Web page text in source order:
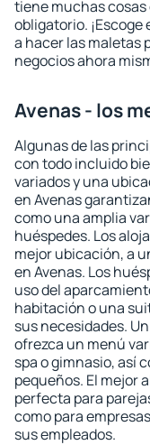
tiene muchas
obligatorio.
a hacer las maletas
negocios ahora
Avenas - los
Algunas de las
con todo incluido
variados y una
en Avenas
como una amplia
huéspedes. Los
mejor ubicación, a
en Avenas. Los
uso del
habitación o una
sus necesidades.
ofrezca un menú
spa o gimnasio, así
pequeños. El mejor
perfecta para
como para
sus empleados.